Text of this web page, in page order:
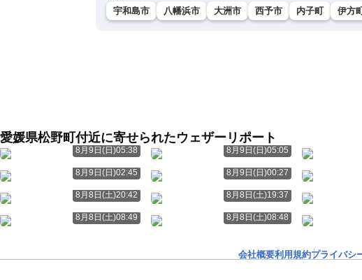
宇和島市 八幡浜市 大洲市 西予市 内子町 伊方
愛媛県松野町付近に寄せられたウェザーリポート
8月9日(日)05:38 8月9日(日)05:05
8月9日(日)02:45 8月9日(日)00:27
8月8日(土)20:42 8月8日(土)19:37
8月8日(土)08:49 8月8日(土)08:48
会社概要利用規約プライバシ